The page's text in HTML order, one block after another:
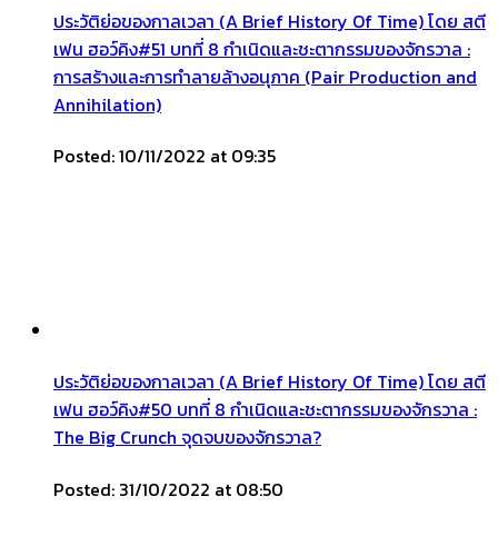
ประวัติย่อของกาลเวลา (A Brief History Of Time) โดย สตี
เฟน ฮอว์คิง#51 บทที่ 8 กำเนิดและชะตากรรมของจักรวาล :
การสร้างและการทำลายล้างอนุภาค (Pair Production and
Annihilation)
Posted: 10/11/2022 at 09:35
ประวัติย่อของกาลเวลา (A Brief History Of Time) โดย สตี
เฟน ฮอว์คิง#50 บทที่ 8 กำเนิดและชะตากรรมของจักรวาล :
The Big Crunch จุดจบของจักรวาล?
Posted: 31/10/2022 at 08:50